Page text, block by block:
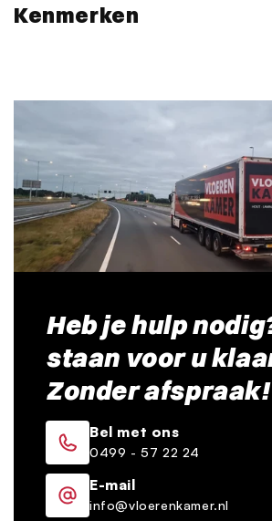
Kenmerken
Heb je hulp
staan voor u
Zonder afspraak!
Bel met ons
0499 - 57 22 24
E-mail
info@vloerenkamer.nl